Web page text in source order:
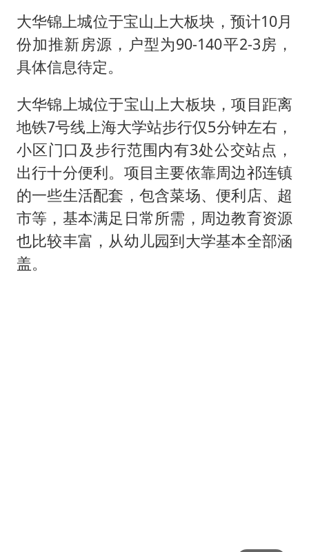
大华锦上城位于宝山上大板块，预计10月
份加推新房源，户型为90-140平2-3房，
具体信息待定。
大华锦上城位于宝山上大板块，项目距离
地铁7号线上海大学站步行仅5分钟左右，
小区门口及步行范围内有3处公交站点，
出行十分便利。项目主要依靠周边祁连镇
的一些生活配套，包含菜场、便利店、超
市等，基本满足日常所需，周边教育资源
也比较丰富，从幼儿园到大学基本全部涵
盖。